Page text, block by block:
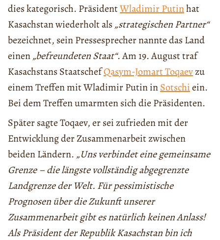
dies kategorisch. PräsidentWladimir Putinhat
Kasachstan wiederholt als „strategischen Partner“
bezeichnet, sein Pressesprecher nannte das Land
einen„befreundeten Staat“. Am 19. August traf
Kasachstans StaatschefQasym-Jomart Toqaevzu
einem Treffen mit Wladimir Putin inSotschiein.
Bei dem Treffen umarmten sich die Präsidenten.
Später sagte Toqaev, er sei zufrieden mit der
Entwicklung der Zusammenarbeit zwischen
beiden Ländern. „Uns verbindet eine gemeinsame
Grenze – die längste vollständig abgegrenzte
Landgrenze der Welt. Für pessimistische
Prognosen über die Zukunft unserer
Zusammenarbeit gibt es natürlich keinen Anlass!
Als Präsident der Republik Kasachstan bin ich